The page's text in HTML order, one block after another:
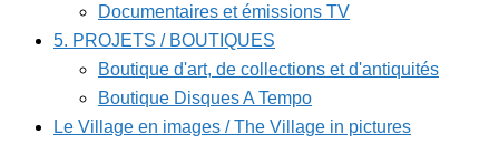
Documentaires et émissions TV
5. PROJETS / BOUTIQUES
Boutique d'art, de collections et d'antiquités
Boutique Disques A Tempo
Le Village en images / The Village in pictures